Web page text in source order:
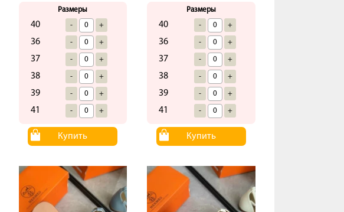
Размеры
40 - +
36 - +
37 - +
38 - +
39 - +
41 - +
Купить
Размеры
40 - +
36 - +
37 - +
38 - +
39 - +
41 - +
Купить